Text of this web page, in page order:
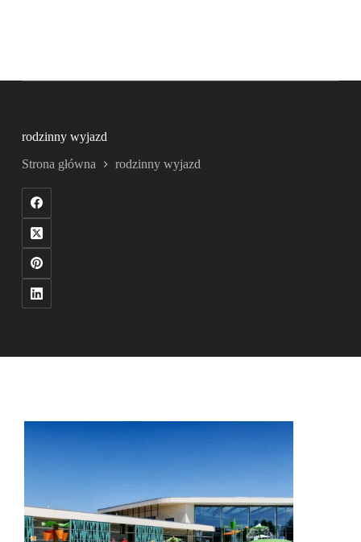
rodzinny wyjazd
Strona główna rodzinny wyjazd